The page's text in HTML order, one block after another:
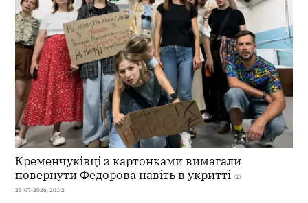
Кременчуківці з картонками вимагали
повернути Федорова навіть в укритті (1)
25-07-2026, 20:02